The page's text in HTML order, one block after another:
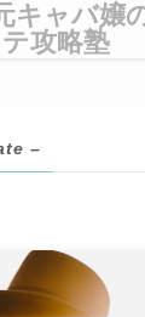
キャバ嬢
テ攻略塾
–